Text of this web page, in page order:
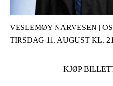
VESLEMØY NARVESEN |
TIRSDAG 11. AUGUST KL.
KJØP